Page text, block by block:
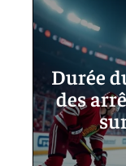
Durée
des